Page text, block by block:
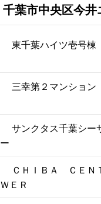
千葉市中央区今
東千葉ハイツ壱号
三幸第２マンション
サンクタス千葉シー
ー
ＣＨＩＢＡ ＣＥＮ
ＷＥＲ